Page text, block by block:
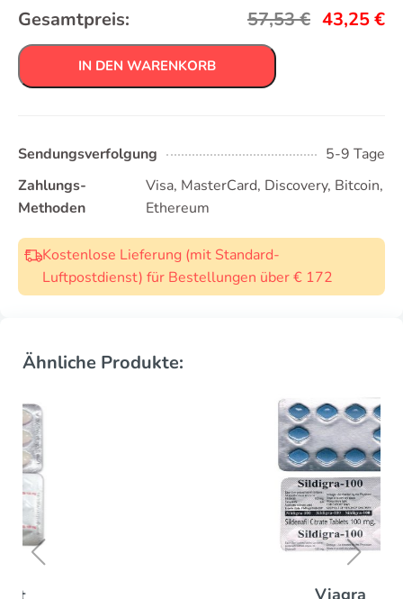
Gesamtpreis: 57,53€ 43,25€
IN DEN WARENKORB
Sendungsverfolgung
5-9 Tage
Zahlungs-
Methoden
Visa, MasterCard, Discovery, Bitcoin,
Ethereum
Kostenlose Lieferung (mit Standard-
Luftpostdienst) für Bestellungen über € 172
Ähnliche Produkte: